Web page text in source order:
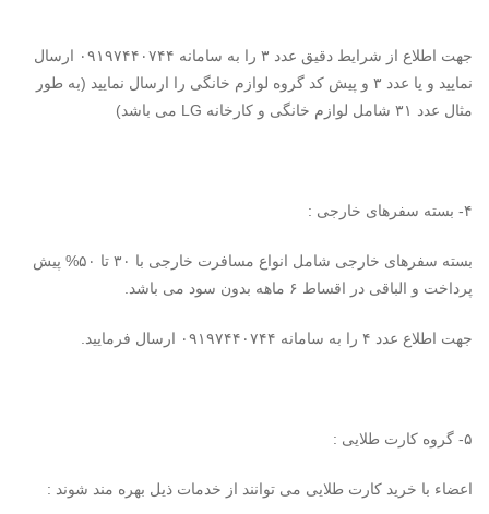
جهت اطلاع از شرایط دقیق عدد ۳ را به سامانه ۰۹۱۹۷۴۴۰۷۴۴ ارسال
نمایید و یا عدد ۳ و پیش کد گروه لوازم خانگی را ارسال نمایید (به طور
مثال عدد ۳۱ شامل لوازم خانگی و کارخانه LG می باشد)
۴- بسته سفرهای خارجی :
بسته سفرهای خارجی شامل انواع مسافرت خارجی با ۳۰ تا ۵۰% پیش
پرداخت و الباقی در اقساط ۶ ماهه بدون سود می باشد.
جهت اطلاع عدد ۴ را به سامانه ۰۹۱۹۷۴۴۰۷۴۴ ارسال فرمایید.
۵- گروه کارت طلایی :
اعضاء با خرید کارت طلایی می توانند از خدمات ذیل بهره مند شوند :